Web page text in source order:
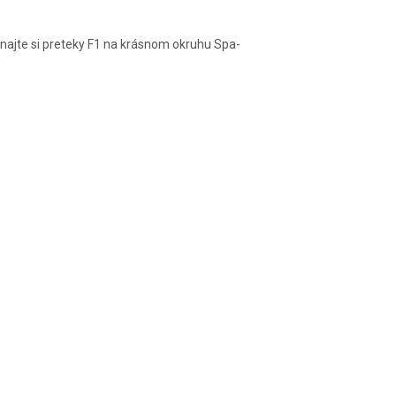
Azerbajdžan | vstupenky
si preteky F1 na krásnom okruhu Spa-